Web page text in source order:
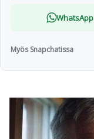
WhatsApp
Myös Snapchatissa